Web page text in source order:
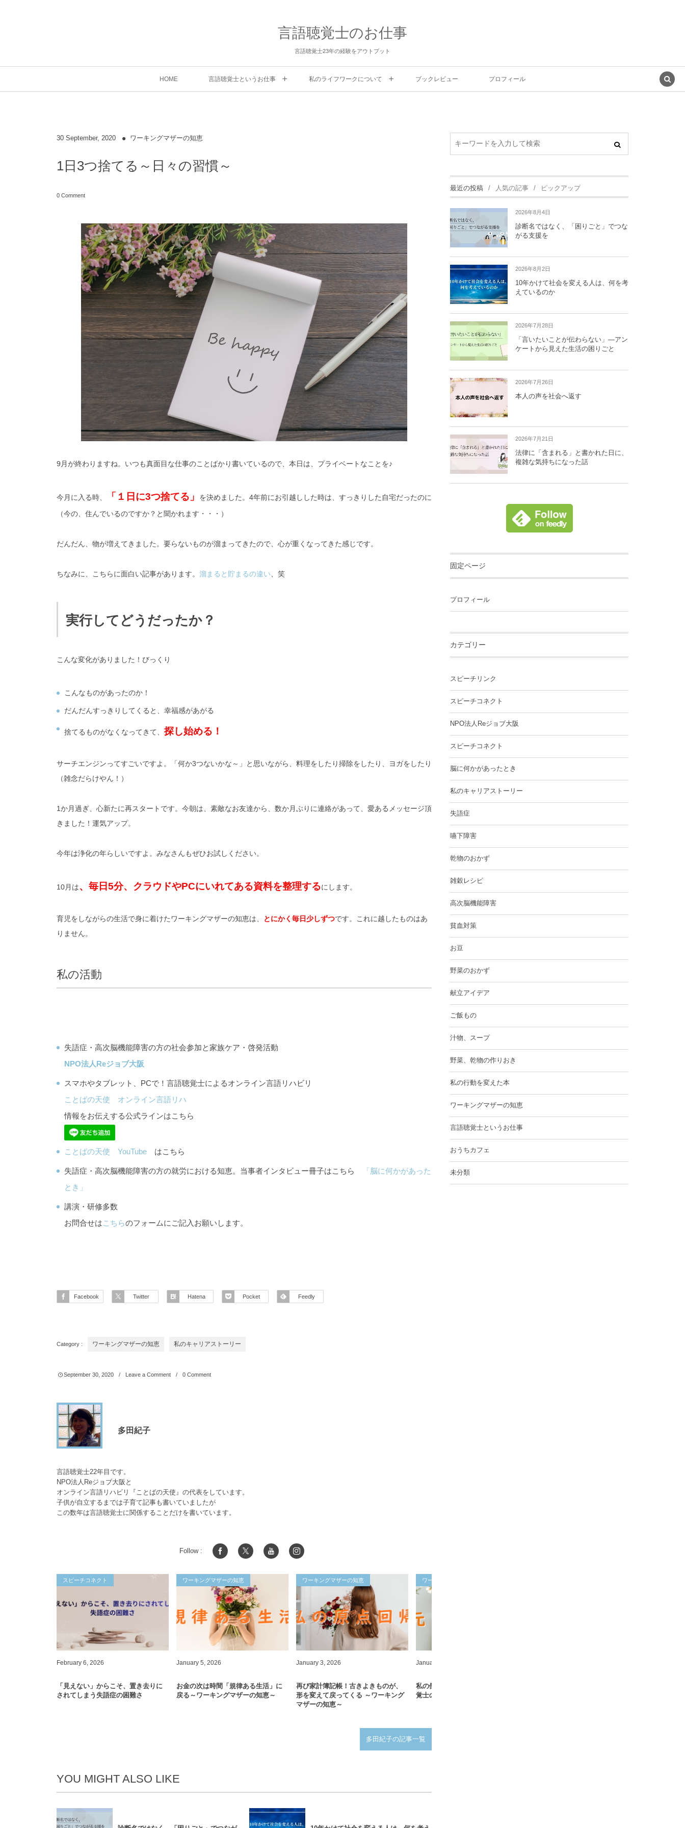
言語聴覚士のお仕事
言語聴覚士23年の経験をアウトプット
HOME 言語聴覚士というお仕事 私のライフワークについて ブックレビュー プロフィール
30 September, 2020 ワーキングマザーの知恵
1日3つ捨てる～日々の習慣～
0 Comment
9月が終わりますね。いつも真面目な仕事のことばかり書いているので、本日は、プライベートなことを♪
今月に入る時、 「１日に3つ捨てる」
を決めました。4年前にお引越しした時は、すっきりした自宅だったのに
（今の、住んでいるのですか？と聞かれます・・・）
だんだん、物が増えてきました。要らないものが溜まってきたので、心が重くなってきた感じです。
ちなみに、こちらに面白い記事があります。 溜まると貯まるの違い 、笑
実行してどうだったか？
こんな変化がありました！びっくり
こんなものがあったのか！
だんだんすっきりしてくると、幸福感があがる
捨てるものがなくなってきて、 探し始める！
サーチエンジンってすごいですよ。「何か3つないかな～」と思いながら、料理をしたり掃除をしたり、ヨガをしたり
（雑念だらけやん！）
1か月過ぎ、心新たに再スタートです。今朝は、素敵なお友達から、数か月ぶりに連絡があって、愛あるメッセージ頂
きました！運気アップ。
今年は浄化の年らしいですよ。みなさんもぜひお試しください。
10月は、毎日5分、クラウドやPCにいれてある資料を整理するにします。
育児をしながらの生活で身に着けたワーキングマザーの知恵は、 とにかく毎日少しずつです。これに越したものはあ
りません。
私の活動
失語症・高次脳機能障害の方の社会参加と家族ケア・啓発活動
NPO法人Reジョブ大阪
スマホやタブレット、PCで！言語聴覚士によるオンライン言語リハビリ
ことばの天使 オンライン言語リハ
情報をお伝えする公式ラインはこちら
ことばの天使 YouTube はこちら
失語症・高次脳機能障害の方の就労における知恵。当事者インタビュー冊子はこちら
「脳に何かがあった
とき」
講演・研修多数
お問合せはこちらのフォームにご記入お願いします。
Facebook Twitter Hatena Pocket Feedly
Category : ワーキングマザーの知恵 私のキャリアストーリー
September 30 ,2020 Leave a Comment 0 Comment
多田紀子
言語聴覚士22年目です。
NPO法人Reジョブ大阪と
オンライン言語リハビリ『ことばの天使』の代表をしています。
子供が自立するまでは子育て記事も書いていましたが
この数年は言語聴覚士に関係することだけを書いています。
Follow :
スピーチコネクト
February 6 2026
「見えない」からこそ、置き去りに
されてしまう失語症の困難さ
ワーキングマザーの知恵
January 5 2026
お金の次は時間「規律ある生活」に
戻る～ワーキングマザーの知恵～
ワーキングマザーの知恵
January 3 2026
再び家計簿記帳！古きよきものが、
形を変えて戻ってくる ～ワーキング
マザーの知恵～
ワーキングマザーの知恵
January
私の働き方改革！～起業した言語聴
覚士のお仕事～
多田紀子の記事一覧
YOU MIGHT ALSO LIKE
ト
ト
最近の投稿 人気の記事 ピックアップ
2026年8月4日
診断名ではなく、「困りごと」でつな
がる支援を
2026年8月2日
10年かけて社会を変える人は、何を考
えているのか
2026年7月28日
「言いたいことが伝わらない」―アン
ケートから見えた生活の困りごと
2026年7月26日
本人の声を社会へ返す
2026年7月21日
法律に「含まれる」と書かれた日に、
複雑な気持ちになった話
固定ページ
プロフィール
カテゴリー
スピーチリンク
スピーチコネクト
NPO法人Reジョブ大阪
スピーチコネクト
脳に何かがあったとき
私のキャリアストーリー
失語症
嚥下障害
乾物のおかず
雑穀レシピ
高次脳機能障害
貧血対策
お豆
野菜のおかず
献立アイデア
ご飯もの
汁物、スープ
野菜、乾物の作りおき
私の行動を変えた本
ワーキングマザーの知恵
言語聴覚士というお仕事
おうちカフェ
未分類